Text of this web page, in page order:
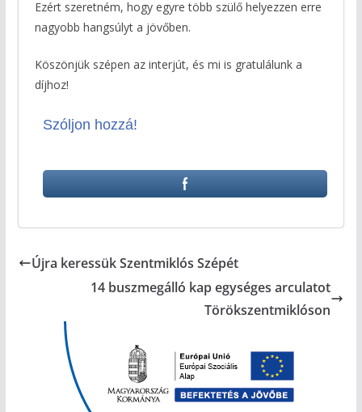
Ezért szeretném, hogy egyre több szülő helyezzen erre
nagyobb hangsúlyt a jövőben.
Köszönjük szépen az interjút, és mi is gratulálunk a
díjhoz!
Szóljon hozzá!
Újra keressük Szentmiklós Szépét
14 buszmegálló kap egységes arculatot
Törökszentmiklóson